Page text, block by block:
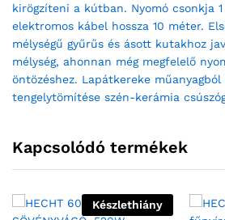
kirögzíteni a kútban. Nyomó csonkja
elektromos kábel hossza 10 méter.
mélységű gyűrűs és ásott kutakhoz
mélység, ahonnan még megfelelő
öntözéshez. Lapátkereke műanyagból
tengelytömítése szén-kerámia
Kapcsolódó termékek
Készlethiány